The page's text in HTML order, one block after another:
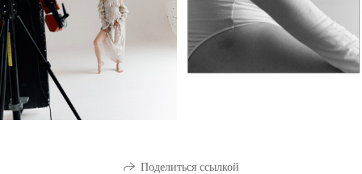
Поделиться ссылкой